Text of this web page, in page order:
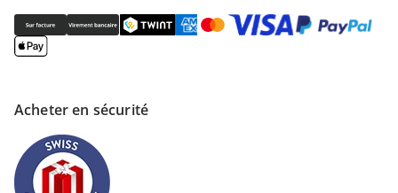
Acheter en sécurité